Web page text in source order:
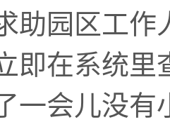
助园区工
即在系统
一会儿没